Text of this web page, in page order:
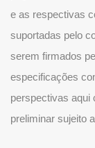
e as respectivas
suportadas pelo
serem firmados
especificações
perspectivas aqui
preliminar sujeito